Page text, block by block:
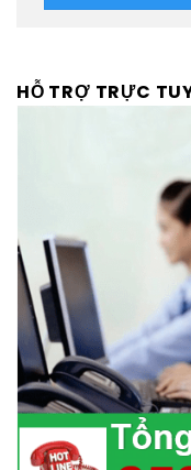
HỖ TRỢ TRỰC